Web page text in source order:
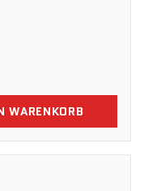
WARENKORB